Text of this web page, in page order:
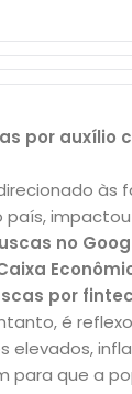
por auxílio
país,
no
por
é
elevados,
para que a